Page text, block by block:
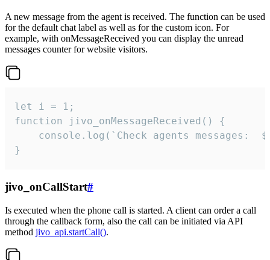
A new message from the agent is received. The function can be used
for the default chat label as well as for the custom icon. For
example, with onMessageReceived you can display the unread
messages counter for website visitors.
let i = 1;
function jivo_onMessageReceived() {
}
jivo_onCallStart#
Is executed when the phone call is started. A client can order a call
through the callback form, also the call can be initiated via API
method jivo_api.startCall().